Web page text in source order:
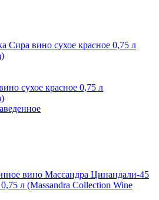
сухое красное 0,75 л